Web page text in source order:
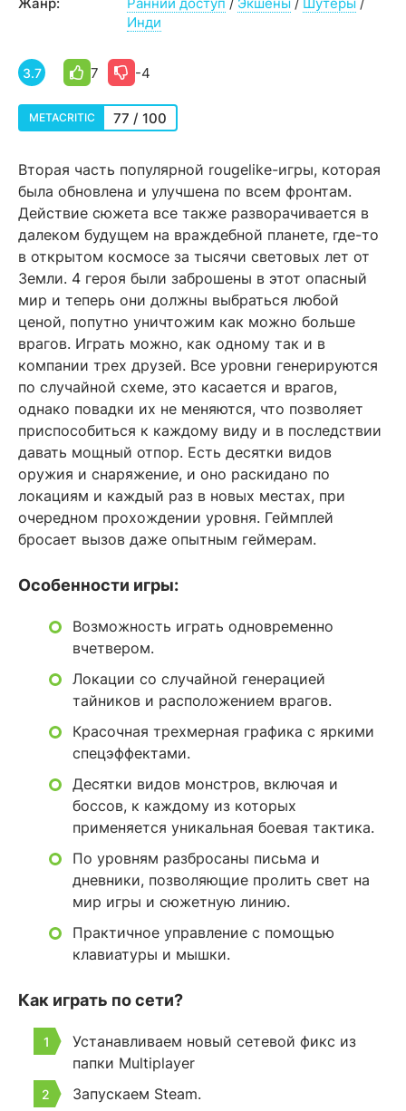
Инди
3.7 7 -4
METACRITIC 77 / 100
Вторая часть популярной rougelike-игры, которая
была обновлена и улучшена по всем фронтам.
Действие сюжета все также разворачивается в
далеком будущем на враждебной планете, где-то
в открытом космосе за тысячи световых лет от
Земли. 4 героя были заброшены в этот опасный
мир и теперь они должны выбраться любой
ценой, попутно уничтожим как можно больше
врагов. Играть можно, как одному так и в
компании трех друзей. Все уровни генерируются
по случайной схеме, это касается и врагов,
однако повадки их не меняются, что позволяет
приспособиться к каждому виду и в последствии
давать мощный отпор. Есть десятки видов
оружия и снаряжение, и оно раскидано по
локациям и каждый раз в новых местах, при
очередном прохождении уровня. Геймплей
бросает вызов даже опытным геймерам.
Особенности игры:
Возможность играть одновременно
вчетвером.
Локации со случайной генерацией
тайников и расположением врагов.
Красочная трехмерная графика с яркими
спецэффектами.
Десятки видов монстров, включая и
боссов, к каждому из которых
применяется уникальная боевая тактика.
По уровням разбросаны письма и
дневники, позволяющие пролить свет на
мир игры и сюжетную линию.
Практичное управление с помощью
клавиатуры и мышки.
Как играть по сети?
Устанавливаем новый сетевой фикс из
папки Multiplayer
Запускаем Steam.